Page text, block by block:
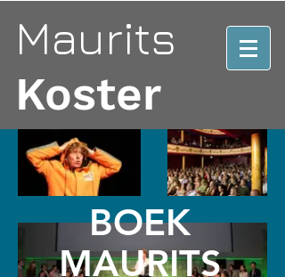
Maurits
Koster
BOEK
MAURITS